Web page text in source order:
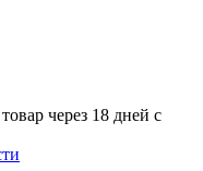
через 18 дней с